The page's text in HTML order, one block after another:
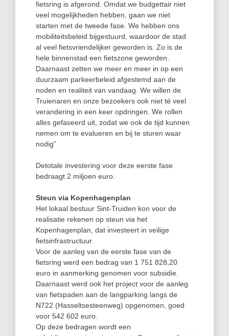
fietsring is afgerond. Omdat we budgettair niet
veel mogelijkheden hebben, gaan we niet
starten met de tweede fase. We hebben ons
mobiliteitsbeleid bijgestuurd, waardoor de stad
al veel fietsvriendelijker geworden is. Zo is de
hele binnenstad een fietszone geworden.
Daarnaast zetten we meer en meer in op een
duurzaam parkeerbeleid afgestemd aan de
noden en realiteit van vandaag. We willen de
Truienaren en onze bezoekers ook niet té veel
verandering in een keer opdringen. We rollen
alles gefaseerd uit, zodat we ook de tijd kunnen
nemen om te evalueren en bij te sturen waar
nodig”
Detotale investering voor deze eerste fase
bedraagt 2 miljoen euro.
Steun via Kopenhagenplan
Het lokaal bestuur Sint-Truiden kon voor de
realisatie rekenen op steun via het
Kopenhagenplan, dat investeert in veilige
fietsinfrastructuur.
Voor de aanleg van de eerste fase van de
fietsring werd een bedrag van 1 751 828,20
euro in aanmerking genomen voor subsidie.
Daarnaast werd ook het project voor de aanleg
van fietspaden aan de langparking langs de
N722 (Hasseltsesteenweg) opgenomen, goed
voor 542 602 euro.
Op deze bedragen wordt een